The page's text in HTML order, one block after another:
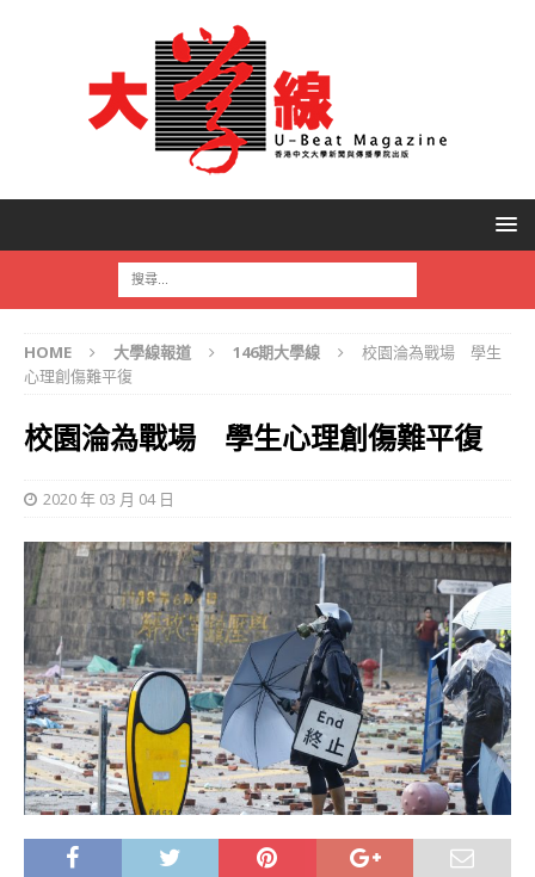
HOME 大學線報道 146期大學線
校園淪為戰場 學生
心理創傷難平復
校園淪為戰場 學生心理創傷難平復
2020 年 03 月 04 日